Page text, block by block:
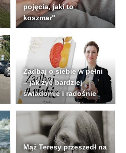
pojęcia, jaki to
koszmar"
Zadbaj o siebie w pełni
– jak żyć bardziej
świadomie i radośnie
Mąż Teresy przeszedł na